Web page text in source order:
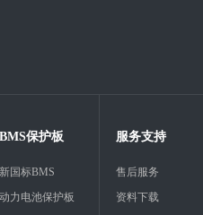
BMS保护板
新国标BMS
动力电池保护板
服务支持
售后服务
资料下载